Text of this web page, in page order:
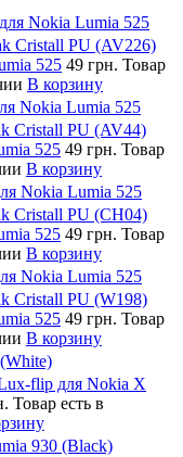
Nokia Lumia 525
Cristall PU (AV226)
525 49 грн. Товар
В корзину
Nokia Lumia 525
Cristall PU (AV44)
525 49 грн. Товар
В корзину
Nokia Lumia 525
Cristall PU (CH04)
525 49 грн. Товар
В корзину
Nokia Lumia 525
Cristall PU (W198)
525 49 грн. Товар
В корзину
flip для Nokia X
Товар есть в
930 (Black)